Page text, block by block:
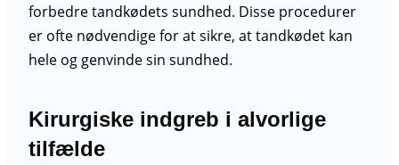
forbedre tandkødets sundhed. Disse procedurer
er ofte nødvendige for at sikre, at tandkødet kan
hele og genvinde sin sundhed.
Kirurgiske indgreb i alvorlige
tilfælde